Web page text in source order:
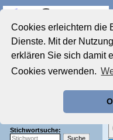
Cookies erleichtern die
Dienste. Mit der
erklären Sie sich damit
Cookies verwenden.
Startseite
Aktuelles Forum
Film-Forum
Zeichentrick-Forum
Stichwortsuche: